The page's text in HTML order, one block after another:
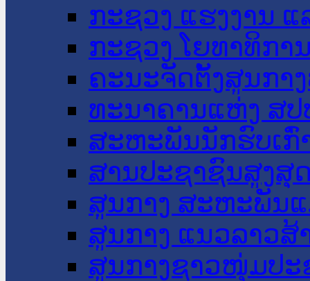
ກະຊວງ ແຮງງານ
ກະຊວງ ໂຍທາທິກາ
ຄະນະຈັດຕັ້ງສູນກາ
ທະນາຄານແຫ່ງ ສປ
ສະຫະພັນນັກຮົບເກົ່
ສານປະຊາຊົນສູງສຸ
ສູນກາງ ສະຫະພັນ
ສູນກາງ ແນວລາວສ້
ສູນກາງຊາວໜຸ່ມປະ